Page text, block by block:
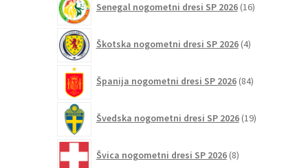
Senegal nogometni dresi SP 2026 16izdelkov
Škotska nogometni dresi SP 2026 4izdelki
Španija nogometni dresi SP 2026 84izdelkov
Švedska nogometni dresi SP 2026 19izdelkov
Švica nogometni dresi SP 2026 8izdelkov